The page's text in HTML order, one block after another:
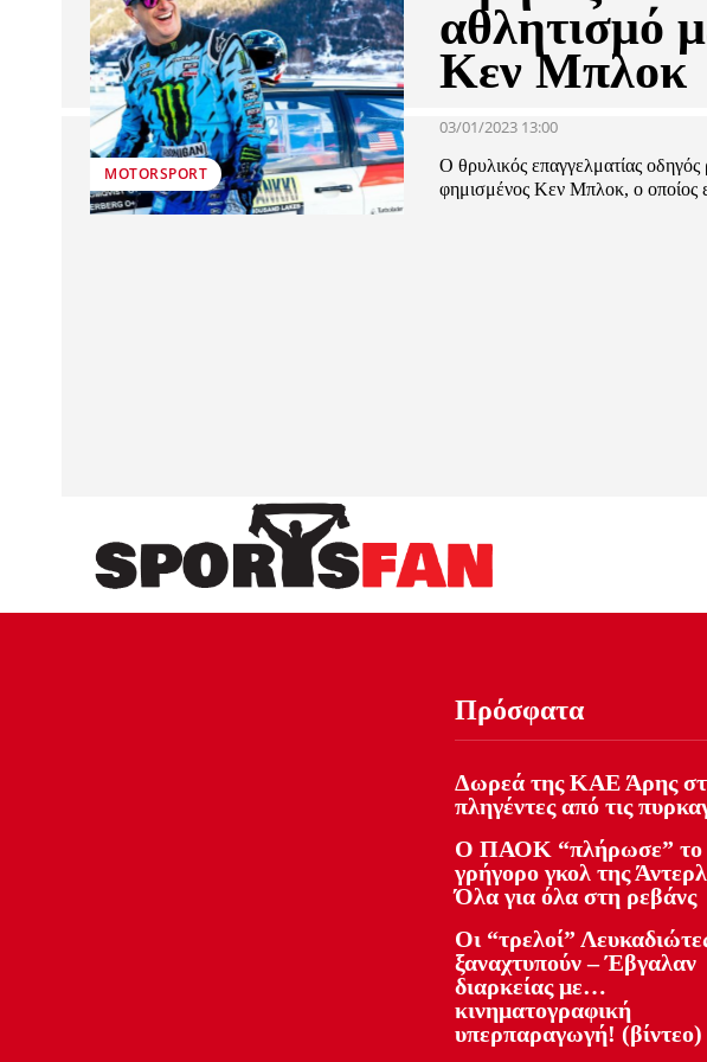
MOTORSPORT
αθλητισμό
Κεν Μπλοκ
03/01/2023 13:00
Ο θρυλικός επαγγελματίας
φημισμένος Kεν Μπλοκ, ο οποίος
Πρόσφατα
Δωρεά της ΚΑΕ Άρης
πληγέντες από τις
Ο ΠΑΟΚ “πλήρωσε” το
γρήγορο γκολ της
Όλα για όλα στη ρεβάνς
Οι “τρελοί”
ξαναχτυπούν – Έβγαλαν
διαρκείας με…
κινηματογραφική
υπερπαραγωγή! (βίντεο)